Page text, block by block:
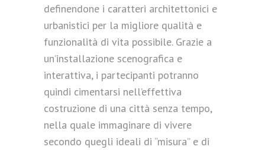
definendone i caratteri architettonici e
urbanistici per la migliore qualità e
funzionalità di vita possibile. Grazie a
un’installazione scenografica e
interattiva, i partecipanti potranno
quindi cimentarsi nell’effettiva
costruzione di una città senza tempo,
nella quale immaginare di vivere
secondo quegli ideali di “misura” e di